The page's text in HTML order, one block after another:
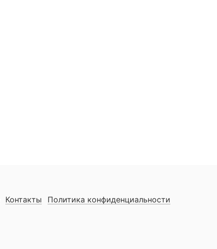
Контакты Политика конфиденциальности